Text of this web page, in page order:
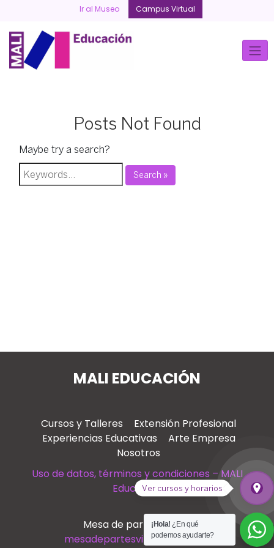
content
Ir al Museo Campus Virtual
Posts Not Found
Maybe try a search?
Search »
MALI EDUCACIÓN
Cursos y Talleres
Extensión Profesional
Experiencias Educativas
Arte Empresa
Nosotros
Uso de datos, términos y condiciones – MALI
Educación
Mesa de partes virtual
mesadepartesvirtual@mali.pe
¡Hola! ¿En qué
podemos ayudarte?
Ver
place
Ver cursos y horarios